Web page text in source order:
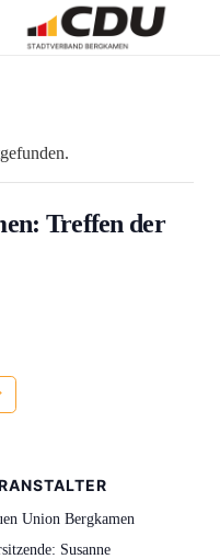
Treffen der
Union Bergkamen
Susanne